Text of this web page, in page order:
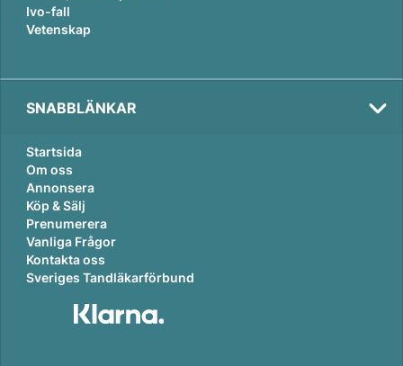
Ivo-fall
Vetenskap
SNABBLÄNKAR
Startsida
Om oss
Annonsera
Köp & Sälj
Prenumerera
Vanliga Frågor
Kontakta oss
Sveriges Tandläkarförbund